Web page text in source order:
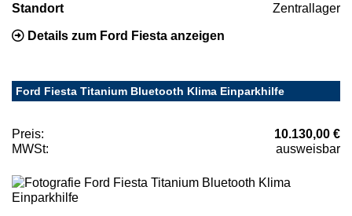
Standort Zentrallager
Details zum Ford Fiesta anzeigen
Ford Fiesta Titanium Bluetooth Klima Einparkhilfe
Preis:
10.130,00 €
MWSt:
ausweisbar